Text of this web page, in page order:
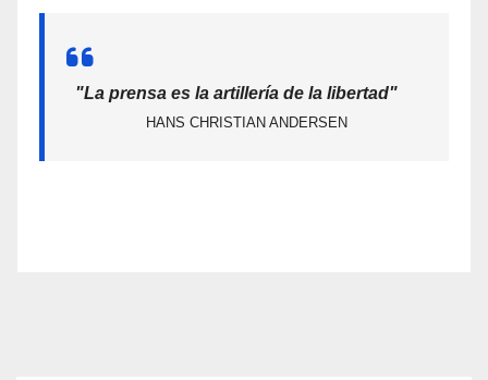
"La prensa es la artillería de la libertad"
HANS CHRISTIAN ANDERSEN